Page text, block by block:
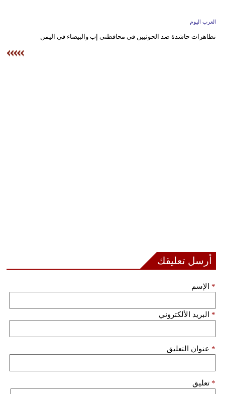
العرب اليوم
تظاهرات حاشدة ضد الحوثيين في محافظتي إب والبيضاء في اليمن
أرسل تعليقك
الإسم *
البريد الألكتروني *
عنوان التعليق *
تعليق *